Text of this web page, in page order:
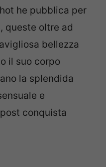
he pubblica per
queste oltre ad
bellezza
il suo corpo
la splendida
e
conquista